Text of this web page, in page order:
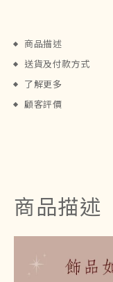
商品描述
送貨及付款方式
了解更多
顧客評價
商品描述